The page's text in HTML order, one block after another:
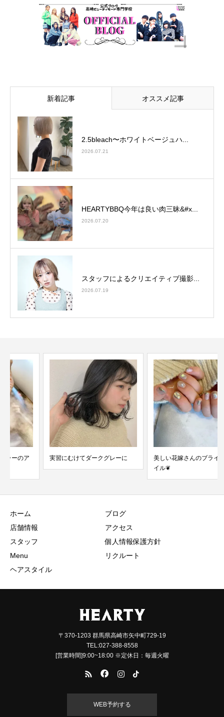
新着記事 オススメ記事
2.5bleach〜ホワイトベージュ⁡ハ...
2026.07.21
HEARTYBBQ今年は良い肉三昧&#x...
2026.07.20
スタッフによるクリエイティブ撮影...
2026.07.19
実習にむけてダークグレーに
美しい花嫁さんのブライダルネ
イル❦
ホーム
店舗情報
スタッフ
Menu
ヘアスタイル
ブログ
アクセス
個人情報保護方針
リクルート
〒370-1203 群馬県高崎市矢中町729-19
TEL:027-388-8558
[営業時間]9:00~18:00 ※定休日：毎週火曜
WEB予約する